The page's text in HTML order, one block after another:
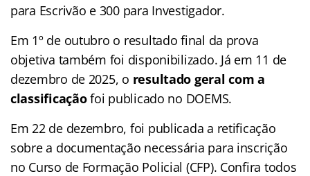
para Escrivão e 300 para Investigador.
Em 1º de outubro o resultado final da prova
objetiva também foi disponibilizado. Já em 11 de
dezembro de 2025, o resultado geral com a
classificaçãofoi publicado no DOEMS.
Em 22 de dezembro, foi publicada a retificação
sobre a documentação necessária para inscrição
no Curso de Formação Policial (CFP). Confira todos